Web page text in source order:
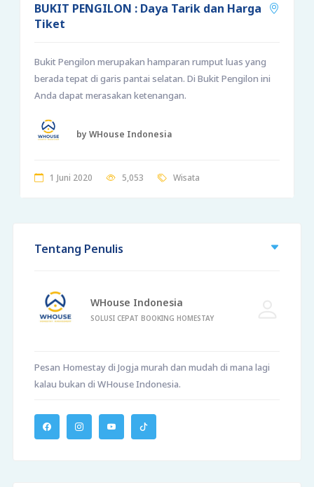
BUKIT PENGILON : Daya Tarik dan Harga
Tiket
Bukit Pengilon merupakan hamparan rumput luas yang
berada tepat di garis pantai selatan. Di Bukit Pengilon ini
Anda dapat merasakan ketenangan.
by WHouse Indonesia
1 Juni 2020 5,053 Wisata
Tentang Penulis
WHouse Indonesia
SOLUSI CEPAT BOOKING HOMESTAY
Pesan Homestay di Jogja murah dan mudah di mana lagi
kalau bukan di WHouse Indonesia.